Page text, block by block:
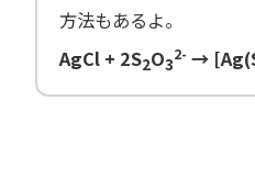
方法もあるよ。
AgCl + 2S2O32- →